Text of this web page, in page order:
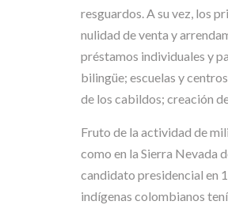
resguardos. A su vez, los
nulidad de venta y
préstamos individuales y
bilingüe; escuelas y
de los cabildos; creación
Fruto de la actividad de
como en la Sierra Nevada
candidato presidencial en
indígenas colombianos